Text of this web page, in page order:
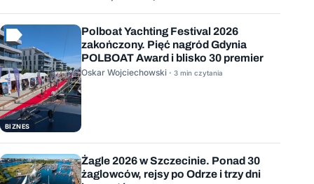
BIZNES
Polboat Yachting Festival 2026
zakończony. Pięć nagród Gdynia
POLBOAT Award i blisko 30 premier
Oskar Wojciechowski · 3 min czytania
Żagle 2026 w Szczecinie. Ponad 30
żaglowców, rejsy po Odrze i trzy dni